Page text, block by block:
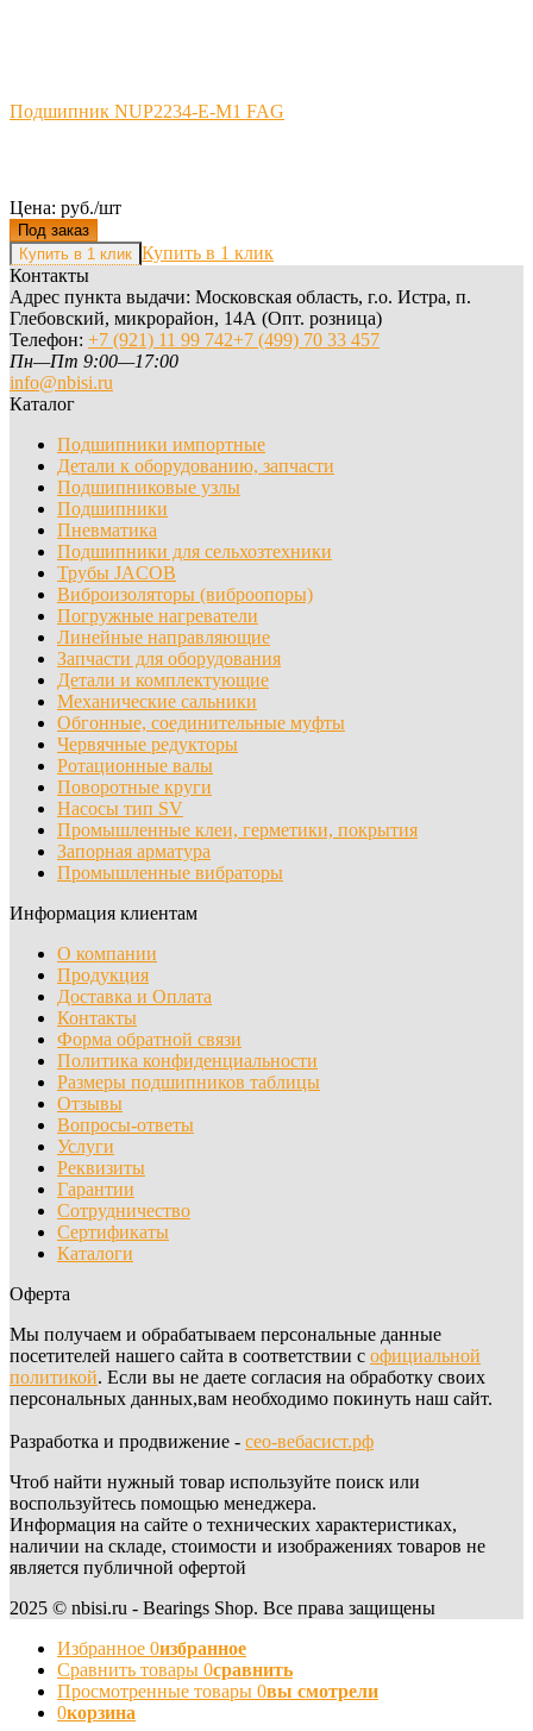
Подшипник NUP2234-E-M1 FAG
Цена: руб./шт
Под заказ
Купить в 1 клик
Контакты
Адрес пункта выдачи: Московская область, г.о. Истра, п.
Глебовский, микрорайон, 14А (Опт. розница)
Телефон: +7 (921) 11 99 742+7 (499) 70 33 457
Пн—Пт 9:00—17:00
info@nbisi.ru
Каталог
Подшипники импортные
Детали к оборудованию, запчасти
Подшипниковые узлы
Подшипники
Пневматика
Подшипники для сельхозтехники
Трубы JACOB
Виброизоляторы (виброопоры)
Погружные нагреватели
Линейные направляющие
Запчасти для оборудования
Детали и комплектующие
Механические сальники
Обгонные, соединительные муфты
Червячные редукторы
Ротационные валы
Поворотные круги
Насосы тип SV
Промышленные клеи, герметики, покрытия
Запорная арматура
Промышленные вибраторы
Информация клиентам
О компании
Продукция
Доставка и Оплата
Контакты
Форма обратной связи
Политика конфиденциальности
Размеры подшипников таблицы
Отзывы
Вопросы-ответы
Услуги
Реквизиты
Гарантии
Сотрудничество
Сертификаты
Каталоги
Оферта
Мы получаем и обрабатываем персональные данные
посетителей нашего сайта в соответствии с официальной
политикой. Если вы не даете согласия на обработку своих
персональных данных,вам необходимо покинуть наш сайт.
Разработка и продвижение - сео-вебасист.рф
Чтоб найти нужный товар используйте поиск или
воспользуйтесь помощью менеджера.
Информация на сайте о технических характеристиках,
наличии на складе, стоимости и изображениях товаров не
является публичной офертой
2025 © nbisi.ru - Bearings Shop. Все права защищены
Избранное 0избранное
Сравнить товары 0сравнить
Просмотренные товары 0вы смотрели
0корзина